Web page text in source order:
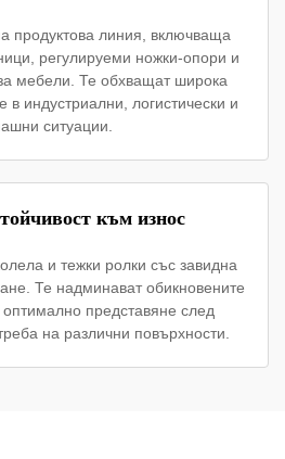
продуктовa линия, включваща
регулируеми ножки-опори и
мебели. Те обхващат широка
в индустриални, логистически и
ситуации.
към износ
и тежки ролки със завидна
Те надминават обикновените
оптимално представяне след
на различни повърхности.